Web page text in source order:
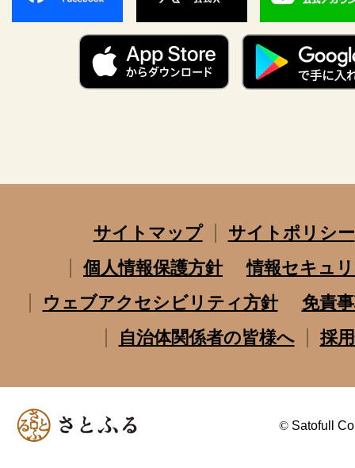
サイトマップ
サイトポリシー
個人情報保護方針
情報セキュ
ウェブアクセシビリティ方針
免責
自治体関係者の皆様へ
採
© Satofull